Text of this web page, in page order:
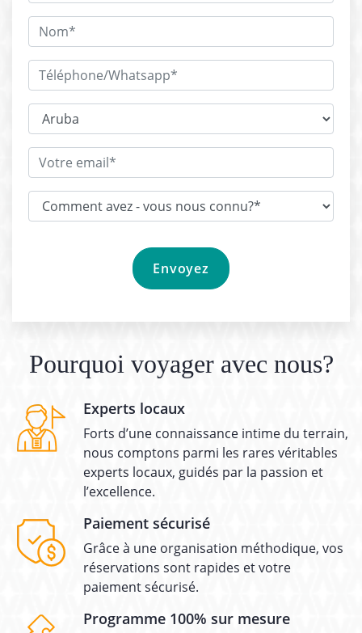
Pourquoi voyager avec nous?
Experts locaux
Forts d’une connaissance intime du terrain,
nous comptons parmi les rares véritables
experts locaux, guidés par la passion et
l’excellence.
Paiement sécurisé
Grâce à une organisation méthodique, vos
réservations sont rapides et votre
paiement sécurisé.
Programme 100% sur mesure